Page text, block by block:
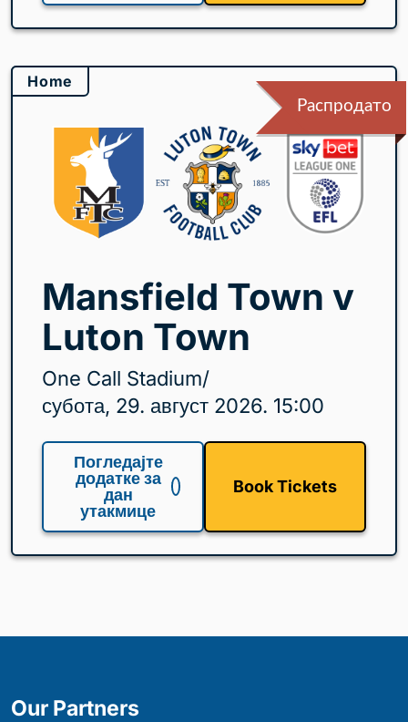
Home
Распродато
Mansfield Town v
Luton Town
One Call Stadium/
субота, 29. август 2026. 15:00
Погледајте
додатке за
дан
утакмице
Book Tickets
Our Partners